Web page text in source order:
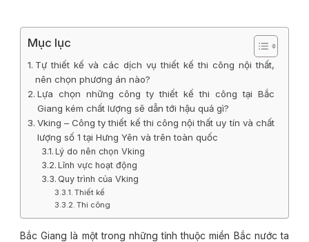
Mục lục
Tự thiết kế và các dịch vụ thiết kế thi công nội thất,
nên chọn phương án nào?
Lựa chọn những công ty thiết kế thi công tại Bắc
Giang kém chất lượng sẽ dẫn tới hậu quả gì?
Vking – Công ty thiết kế thi công nội thất uy tín và chất
lượng số 1 tại Hưng Yên và trên toàn quốc
Lý do nên chọn Vking
Lĩnh vực hoạt động
Quy trình của Vking
Thiết kế
Thi công
Bắc Giang là một trong những tỉnh thuộc miền Bắc nước ta